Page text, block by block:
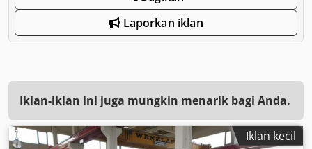
Laporkan iklan
Iklan-iklan ini juga mungkin menarik bagi Anda.
Iklan kecil